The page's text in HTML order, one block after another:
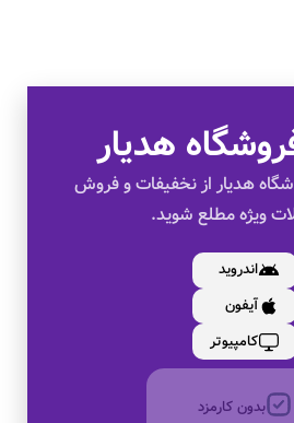
هدیار
هدیار از نخفیفات و فروش
ویژه مطلع شوید.
اندروید
آیفون
کامپیوتر
تخفیف های ویژه
کالای اصل
به صورت اقساط
بدون کارمزد